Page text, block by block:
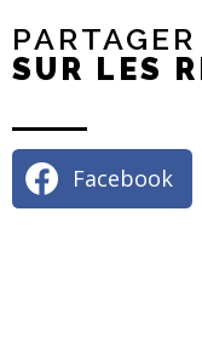
SUR LES
Facebook